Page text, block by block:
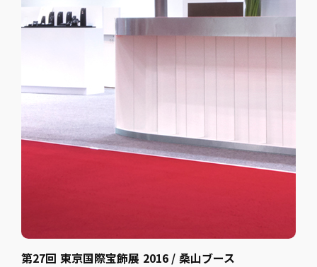
第27回 東京国際宝飾展 2016 / 桑山ブース